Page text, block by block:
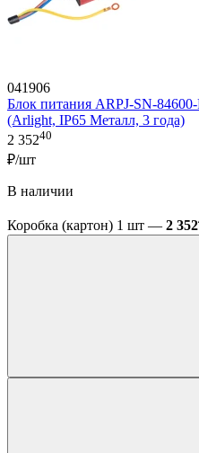
041906
Блок питания ARPJ-SN-
(Arlight, IP65 Металл, 3 года)
2 35240
₽/шт
В наличии
Коробка (картон) 1 шт — 2 352